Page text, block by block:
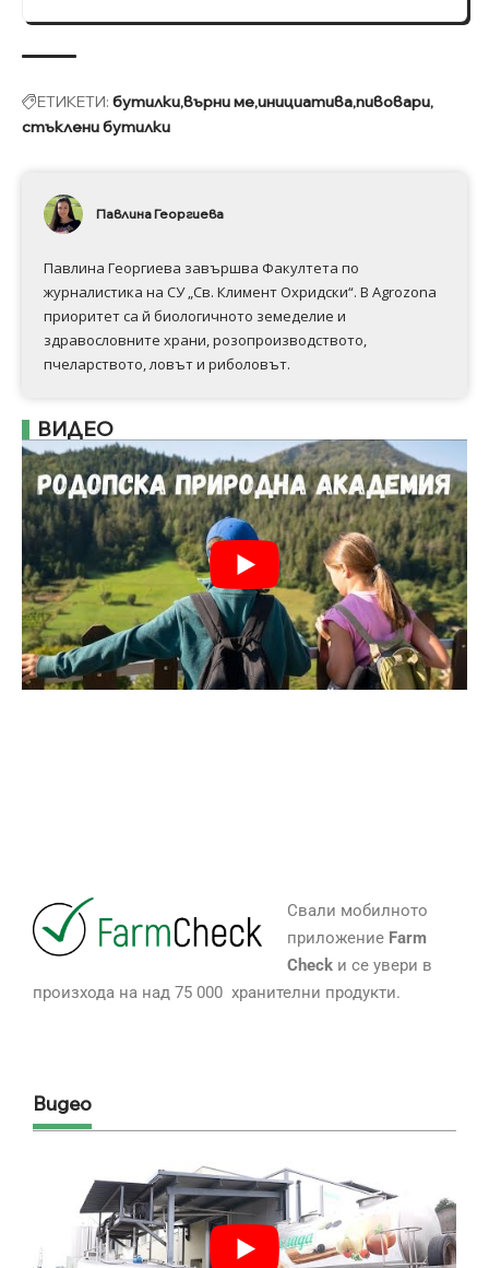
ЕТИКЕТИ: бутилкивърни меинициативапивовари
стъклени бутилки
Павлина Георгиева
Павлина Георгиева завършва Факултета по
журналистика на СУ „Св. Климент Охридски“. В Аgrozona
приоритет са й биологичното земеделие и
здравословните храни, розопроизводството,
пчеларството, ловът и риболовът.
ВИДЕО
Свали мобилното
приложение Farm
Checkи се увери в
произхода на над 75 000 хранителни продукти.
Видео